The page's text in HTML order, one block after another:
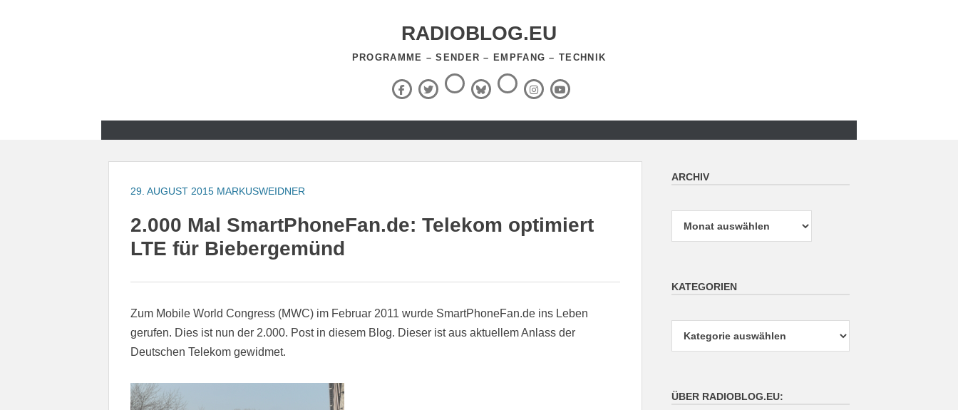
RADIOBLOG.EU
PROGRAMME – SENDER – EMPFANG – TECHNIK
Facebook
X
(Twitter)
ThreadsBlueSky
RSS-
Feed InstagramYouTube
29. AUGUST 2015 MARKUSWEIDNER
2.000 Mal SmartPhoneFan.de: Telekom optimiert
LTE für Biebergemünd
Zum Mobile World Congress (MWC) im Februar 2011 wurde SmartPhoneFan.de ins Leben
gerufen. Dies ist nun der 2.000. Post in diesem Blog. Dieser ist aus aktuellem Anlass der
Deutschen Telekom gewidmet.
ARCHIV
KATEGORIEN
ÜBER RADIOBLOG.EU: